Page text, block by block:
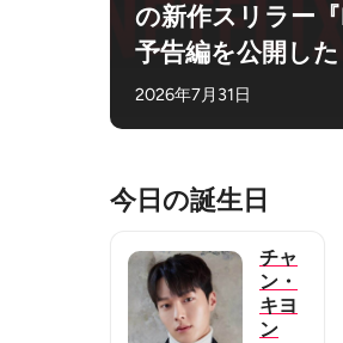
の新作スリラー
予告編を公開した
2026年7月31日
今日の誕生日
チャ
ン・
キヨ
ン